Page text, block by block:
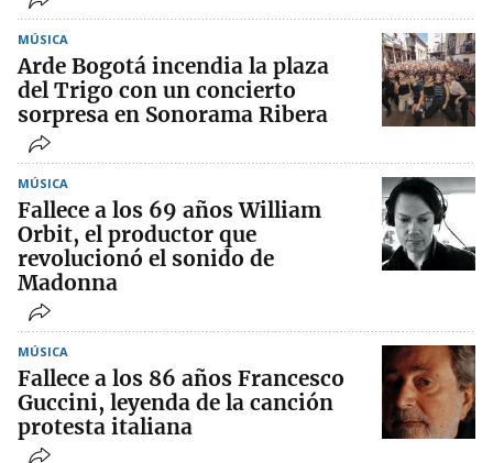
MÚSICA
Arde Bogotá incendia la plaza
del Trigo con un concierto
sorpresa en Sonorama Ribera
MÚSICA
Fallece a los 69 años William
Orbit, el productor que
revolucionó el sonido de
Madonna
MÚSICA
Fallece a los 86 años Francesco
Guccini, leyenda de la canción
protesta italiana